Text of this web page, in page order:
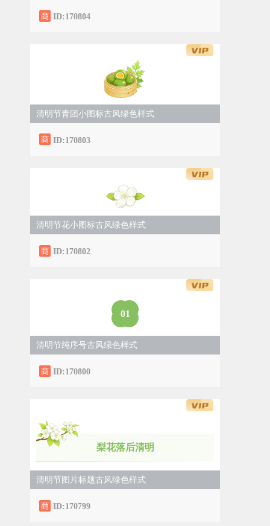
ID:170804
清明节青团小图标古风绿色样式
ID:170803
清明节花小图标古风绿色样式
ID:170802
01
清明节纯序号古风绿色样式
ID:170800
梨花落后清明
清明节图片标题古风绿色样式
ID:170799